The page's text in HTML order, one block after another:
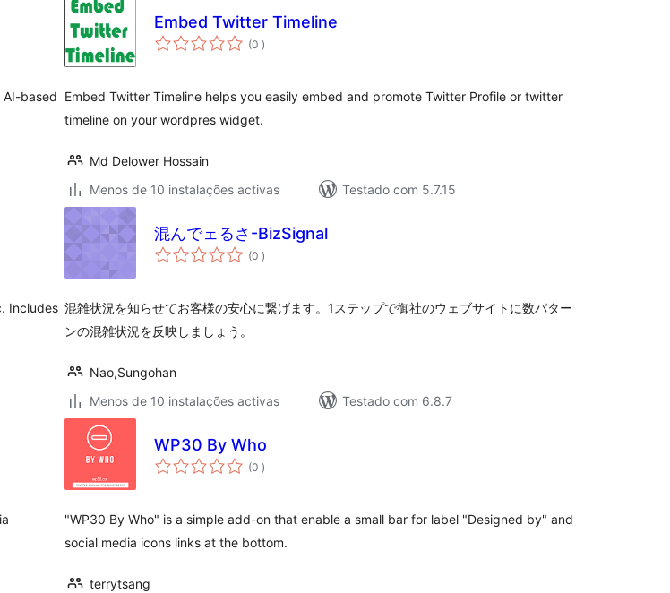
AI-based
Embed Twitter Timeline
(0 classificações
)
Embed Twitter Timeline helps you easily embed and promote Twitter Profile or twitter
timeline on your wordpres widget.
Md Delower Hossain
Menos de 10 instalações activas
Testado com 5.7.15
Includes
混んでェるさ-BizSignal
(0 classificações
)
混雑状況を知らせてお客様の安心に繋げます。1ステップで御社のウェブサイトに数パター
ンの混雑状況を反映しましょう。
Nao,Sungohan
Menos de 10 instalações activas
Testado com 6.8.7
WP30 By Who
(0 classificações
)
"WP30 By Who" is a simple add-on that enable a small bar for label "Designed by" and
social media icons links at the bottom.
terrytsang